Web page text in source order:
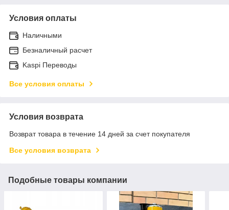
Условия оплаты
Наличными
Безналичный расчет
Kaspi Переводы
Все условия оплаты
Условия возврата
Возврат товара в течение 14 дней за счет покупателя
Все условия возврата
Подобные товары компании